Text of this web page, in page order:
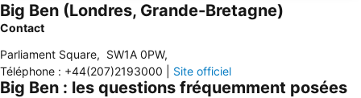
Big Ben (Londres, Grande-Bretagne)
Contact
Parliament Square, SW1A 0PW,
Téléphone : +44(207)2193000 Site officiel
Big Ben : les questions fréquemment posées